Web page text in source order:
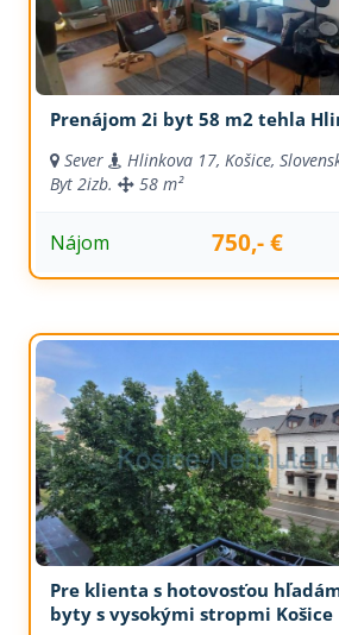
Prenájom 2i byt 58 m2 tehla
Sever
Hlinkova 17, Košice,
Byt 2izb. 58 m²
Nájom 750,- €
Pre klienta s hotovosťou
byty s vysokými stropmi Košice